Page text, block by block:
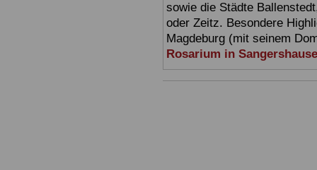
sowie die Städte
oder Zeitz. Besondere
Magdeburg (mit seinem
Rosarium in